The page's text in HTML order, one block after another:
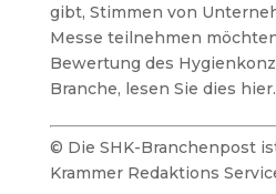
gibt, Stimmen von
Messe teilnehmen
Bewertung des
Branche, lesen Sie dies hier.
© Die SHK-Branchenpost
Krammer Redaktions